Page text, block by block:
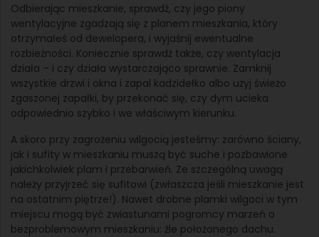
Odbierając mieszkanie, sprawdź, czy jego piony
wentylacyjne zgadzają się z planem mieszkania, który
otrzymałeś od dewelopera, i wyjaśnij ewentualne
rozbieżności. Koniecznie sprawdź także, czy wentylacja
działa – i czy działa wystarczająco sprawnie. Zamknij
wszystkie drzwi i okna i zapal kadzidełko albo użyj świeżo
zgaszonej zapałki, by przekonać się, czy dym ucieka
odpowiednio szybko i we właściwym kierunku.
A skoro przy zagrożeniu wilgocią jesteśmy: zarówno ściany,
jak i sufity w mieszkaniu muszą być suche i pozbawione
jakichkolwiek plam i przebarwień. Ze szczególną uwagą
należy przyjrzeć się sufitowi (zwłaszcza jeśli mieszkanie jest
na ostatnim piętrze!). Nawet drobne plamki wilgoci w tym
miejscu mogą być zwiastunami pogromcy marzeń o
bezproblemowym mieszkaniu: źle położonego dachu.